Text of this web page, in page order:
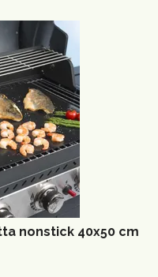
nonstick 40x50 cm